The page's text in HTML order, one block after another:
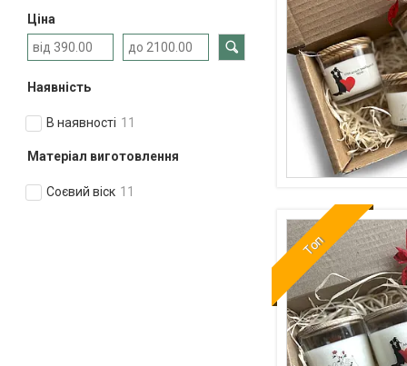
Ціна
Наявність
В наявності 11
Матеріал виготовлення
Соєвий віск 11
Топ